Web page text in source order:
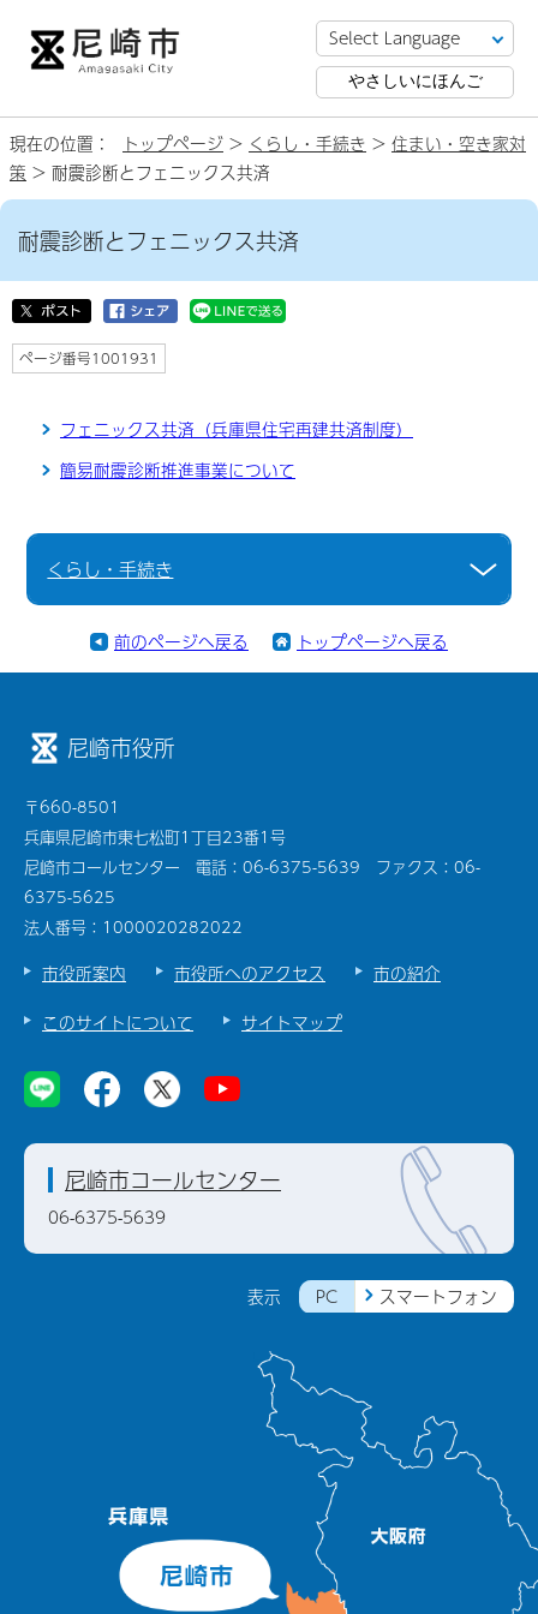
やさしいにほんご
現在の位置： トップページ > くらし・手続き > 住まい・空き家対
策 > 耐震診断とフェニックス共済
耐震診断とフェニックス共済
ページ番号1001931
フェニックス共済（兵庫県住宅再建共済制度）
簡易耐震診断推進事業について
くらし・手続き
前のページへ戻る トップページへ戻る
尼崎市役所
〒660-8501
兵庫県尼崎市東七松町1丁目23番1号
尼崎市コールセンター 電話：06-6375-5639 ファクス：06-
6375-5625
法人番号：1000020282022
市役所案内 市役所へのアクセス
市の紹介
このサイトについて
サイトマップ
表示 PC スマートフォン
尼崎市コールセンター
06-6375-5639